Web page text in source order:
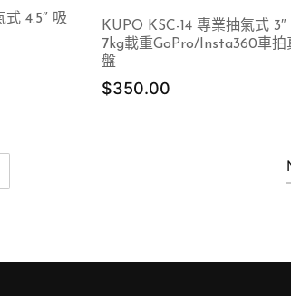
式 4.5″ 吸
KUPO KSC-14 專業抽氣式 3″
7kg載重GoPro/Insta360車拍
盤
$350.00